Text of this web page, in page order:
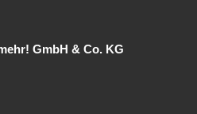
GmbH & Co. KG